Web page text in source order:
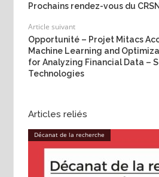
Prochains rendez-vous du
Article suivant
Opportunité – Projet Mitacs
Machine Learning and
for Analyzing Financial Data –
Technologies
Articles reliés
Décanat de la recherche